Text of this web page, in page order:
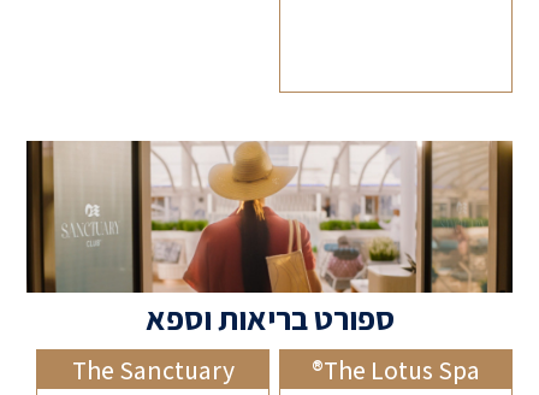
ספורט בריאות וספא
The Lotus Spa®
The Sanctuary